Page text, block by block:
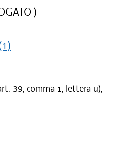
)
(1)
39, comma 1, lettera u),